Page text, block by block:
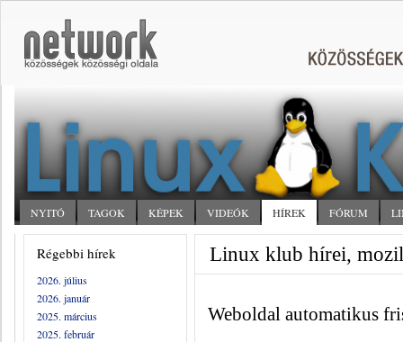
NYITÓ TAGOK KÉPEK VIDEÓK HÍREK FÓRUM
Régebbi hírek
2026. július
2026. január
2025. március
2025. február
Linux klub hírei,
Weboldal automatikus